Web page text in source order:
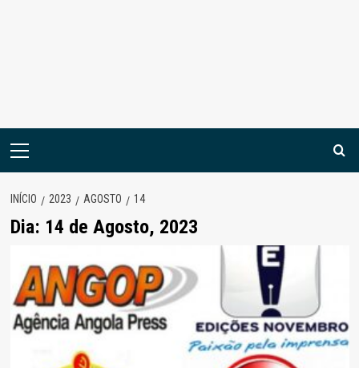
Menu
INÍCIO 2023 AGOSTO 14
Dia: 14 de Agosto, 2023